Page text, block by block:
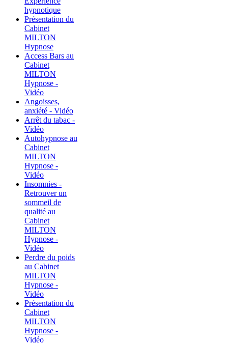
hypnotique
Présentation du
Cabinet
MILTON
Hypnose
Access Bars au
Cabinet
MILTON
Hypnose -
Vidéo
Angoisses,
anxiété - Vidéo
Arrêt du tabac -
Vidéo
Autohypnose au
Cabinet
MILTON
Hypnose -
Vidéo
Insomnies -
Retrouver un
sommeil de
qualité au
Cabinet
MILTON
Hypnose -
Vidéo
Perdre du poids
au Cabinet
MILTON
Hypnose -
Vidéo
Présentation du
Cabinet
MILTON
Hypnose -
Vidéo